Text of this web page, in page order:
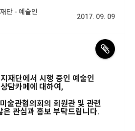
단 - 예술인
2017. 09. 09
재단에서 시행 중인 예술인
담카페에 대하여,
술관협의회의 회원관 및 관련
은 관심과 홍보 부탁드립니다.